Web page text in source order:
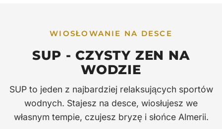
WIOSŁOWANIE NA DESCE
SUP - CZYSTY ZEN NA
WODZIE
SUP to jeden z najbardziej relaksujących sportów
wodnych. Stajesz na desce, wiosłujesz we
własnym tempie, czujesz bryzę i słońce Almerii.